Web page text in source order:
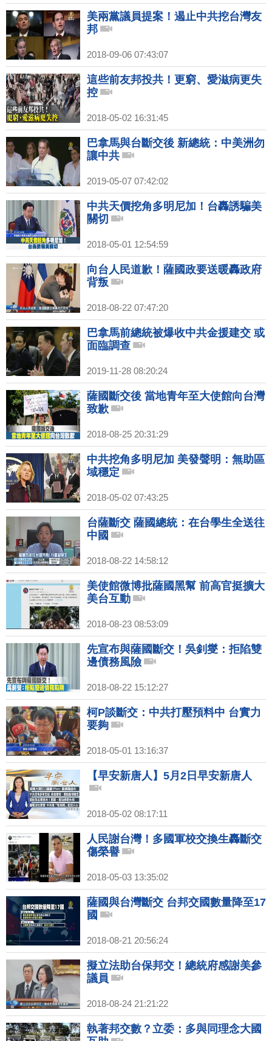
美兩黨議員提案！遏止中共挖台灣友
邦
2018-09-06 07:43:07
這些前友邦投共！更窮、愛滋病更失
控
2018-05-02 16:31:45
巴拿馬與台斷交後 新總統：中美洲勿
讓中共
2019-05-07 07:42:02
中共天價挖角多明尼加！台轟誘騙美
關切
2018-05-01 12:54:59
向台人民道歉！薩國政要送暖轟政府
背叛
2018-08-22 07:47:20
巴拿馬前總統被爆收中共金援建交 或
面臨調查
2019-11-28 08:20:24
薩國斷交後 當地青年至大使館向台灣
致歉
2018-08-25 20:31:29
中共挖角多明尼加 美發聲明：無助區
域穩定
2018-05-02 07:43:25
台薩斷交 薩國總統：在台學生全送往
中國
2018-08-22 14:58:12
美使館微博批薩國黑幫 前高官挺擴大
美台互動
2018-08-23 08:53:09
先宣布與薩國斷交！吳釗燮：拒陷雙
邊債務風險
2018-08-22 15:12:27
柯P談斷交：中共打壓預料中 台實力
要夠
2018-05-01 13:16:37
【早安新唐人】5月2日早安新唐人
2018-05-02 08:17:11
人民謝台灣！多國軍校交換生轟斷交
傷榮譽
2018-05-03 13:35:02
薩國與台灣斷交 台邦交國數量降至17
國
2018-08-21 20:56:24
擬立法助台保邦交！總統府感謝美參
議員
2018-08-24 21:21:22
執著邦交數？立委：多與同理念大國